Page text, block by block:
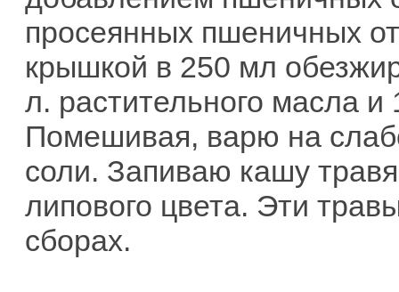
просеянных пшеничных
крышкой в 250 мл
л. растительного масла и
Помешивая, варю на
соли. Запиваю кашу
липового цвета. Эти
сборах.